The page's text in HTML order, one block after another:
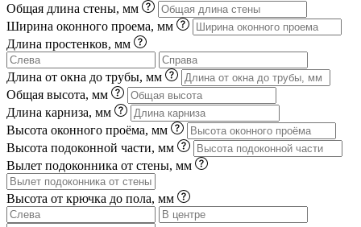
Общая длина стены, мм
Ширина оконного проема, мм
Длина простенков, мм
Длина от окна до трубы, мм
Общая высота, мм
Длина карниза, мм
Высота оконного проёма, мм
Высота подоконной части, мм
Вылет подоконника от стены, мм
Высота от крючка до пола, мм